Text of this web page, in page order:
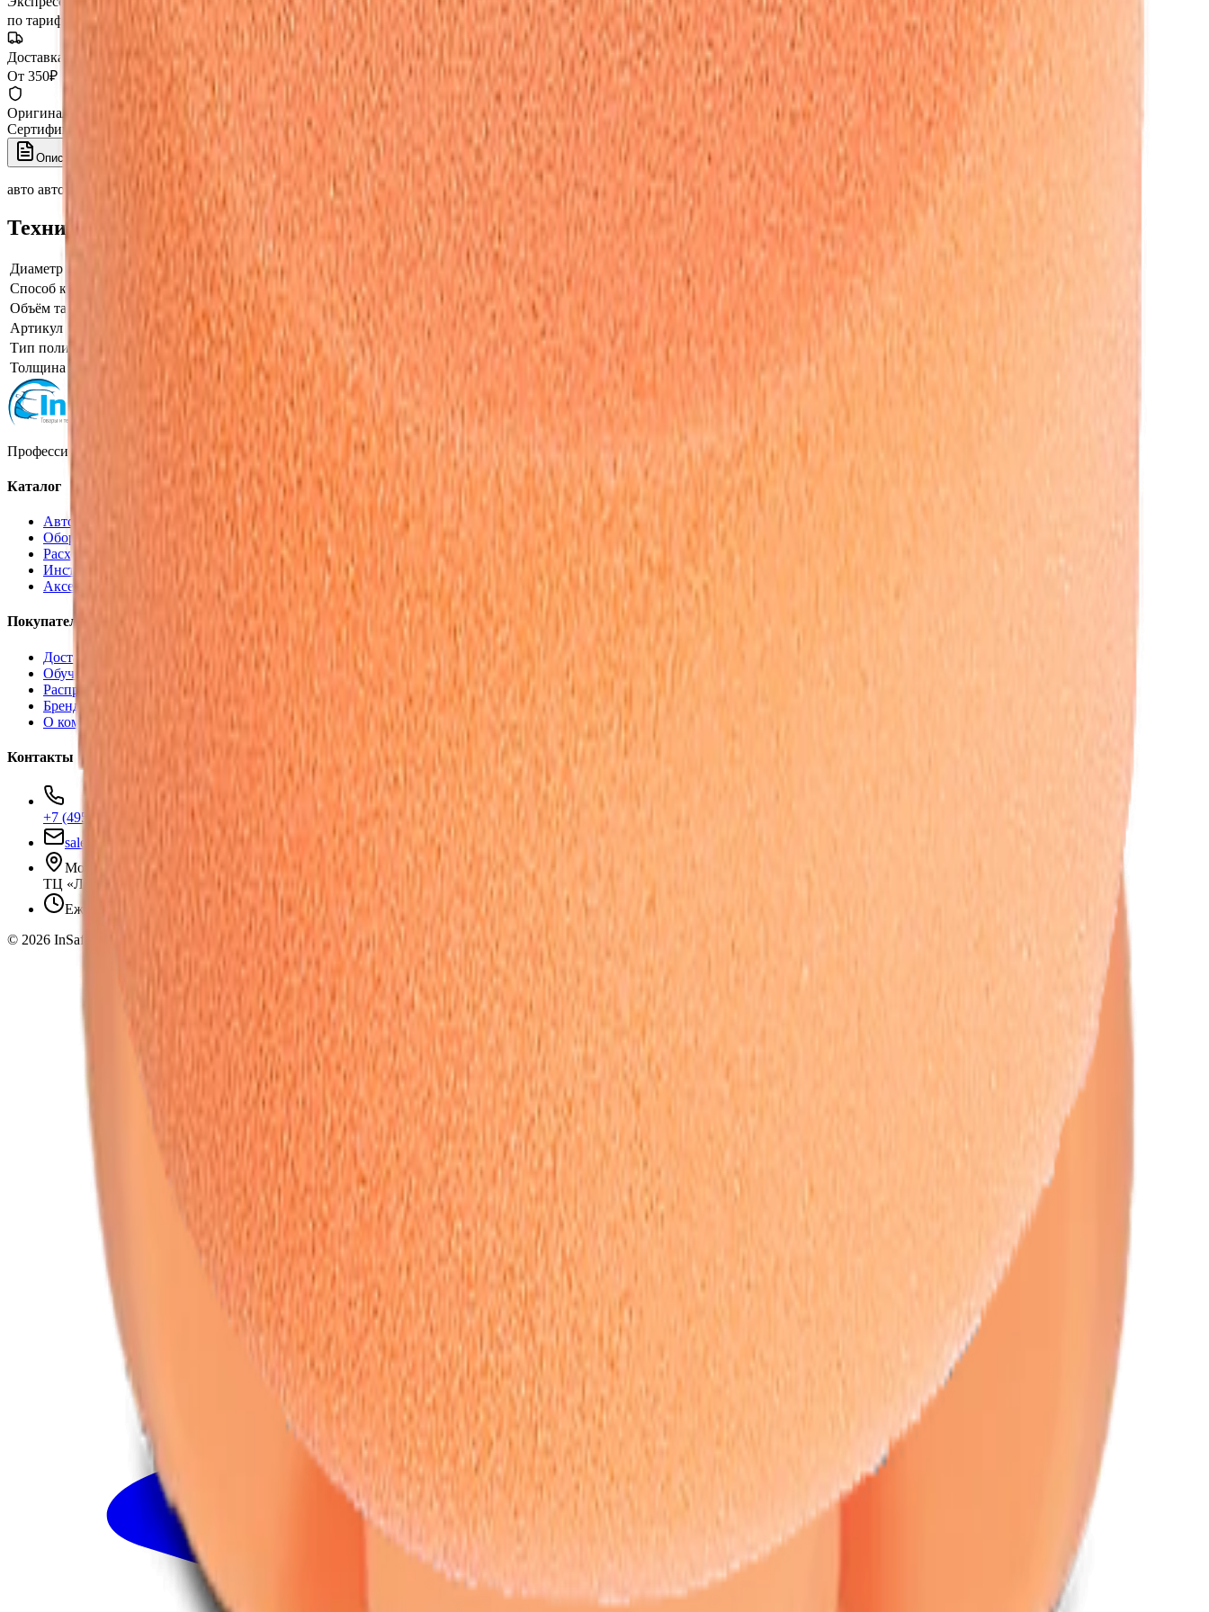
по тарифу, беспл. от 15 000 ₽
Доставка СДЭК
От 350₽ по России
Оригинал 100%
Сертифицированный товар
Описание Характеристики
авто автомобиля купить заказать интернет магазин кох unna полировка полировочный полировальный
Технические характеристики
Диаметр
80
Способ крепления
Липучка
Объём тары, фасовка
антиголограммный 80x30 мм
Артикул производителя
016006
Тип полировального круга
поролоновый круг средней жесткости
Толщина поролонового круга
Профессиональная автохимия, оборудование и расходные материалы для детейлинга.
Каталог
Автохимия
Оборудование
Расходные материалы
Инструменты
Аксессуары
Покупателям
Доставка и оплата
Обучение
Распродажа
Бренды
О компании
Контакты
+7 (495) 135-35-99
sales@insafe.ru
Москва, Люблинская ул., 153.
ТЦ «Люблю Молл», -1 уровень
Ежедневно 10:00 — 19:00
© 2026 InSafe.ru — Товары и технологии для автобизнеса